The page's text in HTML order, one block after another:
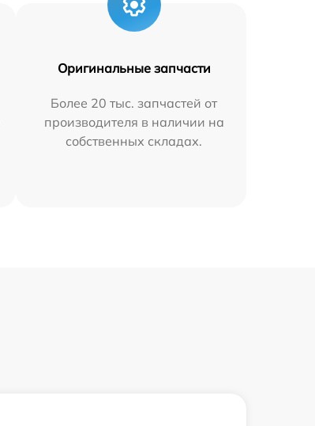
Оригинальные запчасти
Более 20 тыс. запчастей от
производителя в наличии на
собственных складах.